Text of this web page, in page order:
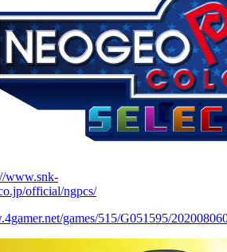
www.snk-
official/ngpcs/
games/515/G051595/